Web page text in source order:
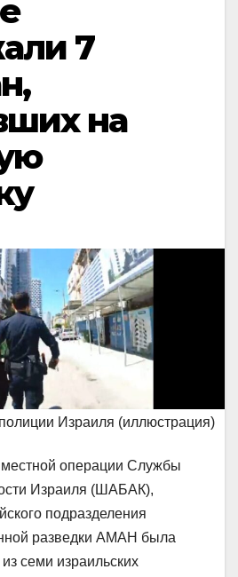
7
на
Израиля (иллюстрация)
операции Службы
Израиля (ШАБАК),
подразделения
разведки АМАН была
семи израильских